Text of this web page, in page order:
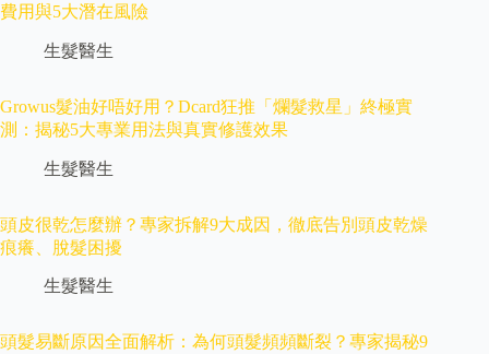
費用與5大潛在風險
生髮醫生
Growus髮油好唔好用？Dcard狂推「爛髮救星」終極實
測：揭秘5大專業用法與真實修護效果
生髮醫生
頭皮很乾怎麼辦？專家拆解9大成因，徹底告別頭皮乾燥
痕癢、脫髮困擾
生髮醫生
頭髮易斷原因全面解析：為何頭髮頻頻斷裂？專家揭秘9